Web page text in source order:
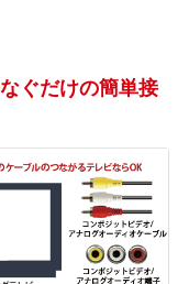
なぐだけの簡単接